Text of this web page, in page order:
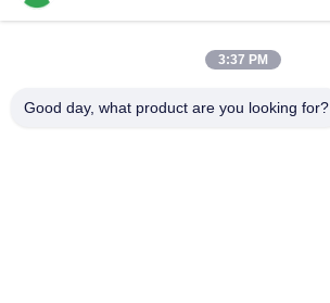
3:37 PM
Good day, what product are you looking for?